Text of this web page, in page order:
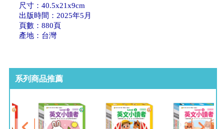
尺寸：40.5x21x9cm
出版時間：2025年5月
頁數：880頁
產地：台灣
系列商品推薦